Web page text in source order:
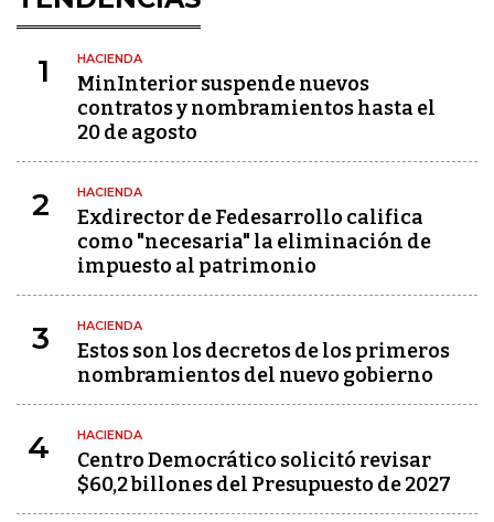
1 HACIENDA
MinInterior suspende nuevos
contratos y nombramientos hasta el
20 de agosto
2 HACIENDA
Exdirector de Fedesarrollo califica
como "necesaria" la eliminación de
impuesto al patrimonio
3 HACIENDA
Estos son los decretos de los primeros
nombramientos del nuevo gobierno
4 HACIENDA
Centro Democrático solicitó revisar
$60,2 billones del Presupuesto de 2027